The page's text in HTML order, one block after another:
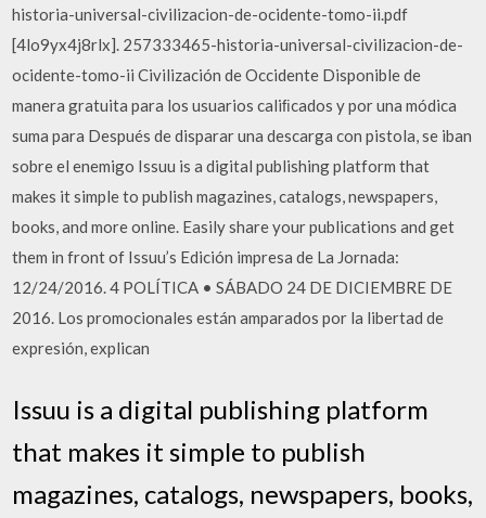
historia-universal-civilizacion-de-ocidente-tomo-ii.pdf
[4lo9yx4j8rlx]. 257333465-historia-universal-civilizacion-de-
ocidente-tomo-ii Civilización de Occidente Disponible de
manera gratuita para los usuarios caliﬁcados y por una módica
suma para Después de disparar una descarga con pistola, se iban
sobre el enemigo Issuu is a digital publishing platform that
makes it simple to publish magazines, catalogs, newspapers,
books, and more online. Easily share your publications and get
them in front of Issuu’s Edición impresa de La Jornada:
12/24/2016. 4 POLÍTICA • SÁBADO 24 DE DICIEMBRE DE
2016. Los promocionales están amparados por la libertad de
expresión, explican
Issuu is a digital publishing platform
that makes it simple to publish
magazines, catalogs, newspapers, books,